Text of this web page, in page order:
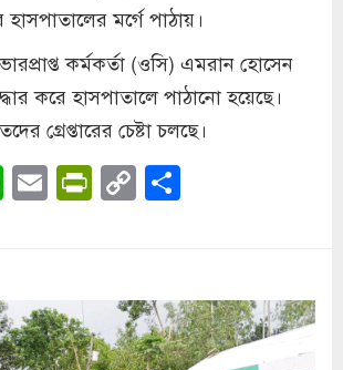
মর্গে পাঠায়।
কর্মকর্তা (ওসি) এমরান হোসেন
করে হাসপাতালে পাঠানো হয়েছে।
গ্রেপ্তারের চেষ্টা চলছে।
WhatsApp
EmailPrintFriendly
Copy
Link